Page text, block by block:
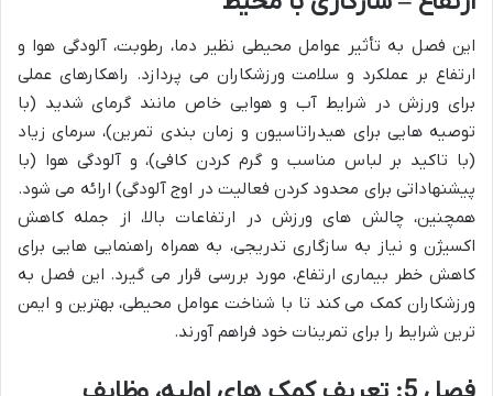
این فصل به تأثیر عوامل محیطی نظیر دما، رطوبت، آلودگی هوا و
ارتفاع بر عملکرد و سلامت ورزشکاران می پردازد. راهکارهای عملی
برای ورزش در شرایط آب و هوایی خاص مانند گرمای شدید (با
توصیه هایی برای هیدراتاسیون و زمان بندی تمرین)، سرمای زیاد
(با تاکید بر لباس مناسب و گرم کردن کافی)، و آلودگی هوا (با
پیشنهاداتی برای محدود کردن فعالیت در اوج آلودگی) ارائه می شود.
همچنین، چالش های ورزش در ارتفاعات بالا، از جمله کاهش
اکسیژن و نیاز به سازگاری تدریجی، به همراه راهنمایی هایی برای
کاهش خطر بیماری ارتفاع، مورد بررسی قرار می گیرد. این فصل به
ورزشکاران کمک می کند تا با شناخت عوامل محیطی، بهترین و ایمن
ترین شرایط را برای تمرینات خود فراهم آورند.